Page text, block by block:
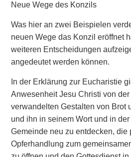
Neue Wege des Konzils
Was hier an zwei Beispielen
neuen Wege das Konzil eröffnet
weiteren Entscheidungen
angedeutet werden können.
In der Erklärung zur Eucharistie
Anwesenheit Jesu Christi von
verwandelten Gestalten von Brot
und ihn in seinem Wort und in
Gemeinde neu zu entdecken, die
Opferhandlung zum